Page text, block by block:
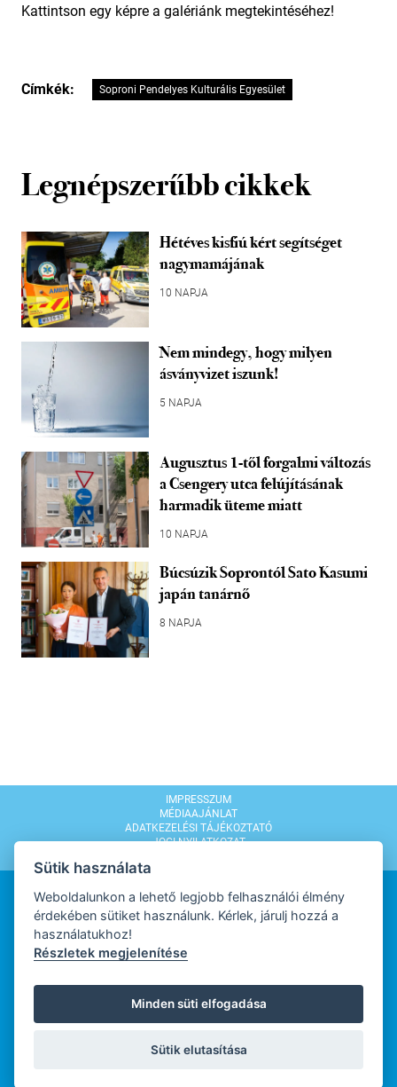
Kattintson egy képre a galériánk megtekintéséhez!
Címkék: Soproni Pendelyes Kulturális Egyesület
Legnépszerűbb cikkek
Hétéves kisfiú kért segítséget
nagymamájának
10 NAPJA
Nem mindegy, hogy milyen
ásványvizet iszunk!
5 NAPJA
Augusztus 1-től forgalmi változás
a Csengery utca felújításának
harmadik üteme miatt
10 NAPJA
Búcsúzik Soprontól Sato Kasumi
japán tanárnő
8 NAPJA
IMPRESSZUM
MÉDIAAJÁNLAT
ADATKEZELÉSI TÁJÉKOZTATÓ
JOGI NYILATKOZAT
WEBDESIGN
WEBFEJLESZTŐ
Sütik használata
Weboldalunkon a lehető legjobb felhasználói élmény
érdekében sütiket használunk. Kérlek, járulj hozzá a
használatukhoz!
Részletek megjelenítése
Minden süti elfogadása
Sütik elutasítása